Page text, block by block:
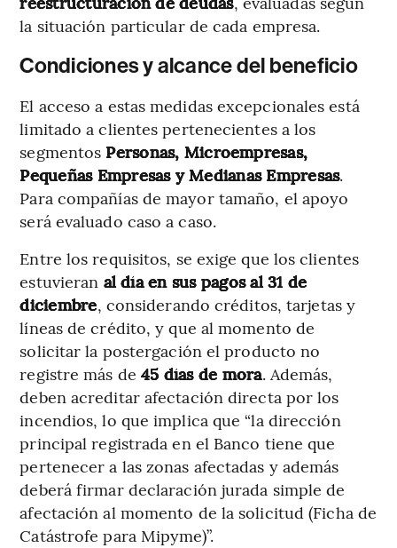
la situación particular de cada empresa.
Condiciones y alcance del beneficio
El acceso a estas medidas excepcionales está
limitado a clientes pertenecientes a los
segmentos Personas, Microempresas,
Pequeñas Empresas y Medianas Empresas.
Para compañías de mayor tamaño, el apoyo
será evaluado caso a caso.
Entre los requisitos, se exige que los clientes
estuvieran al día en sus pagos al 31 de
diciembre, considerando créditos, tarjetas y
líneas de crédito, y que al momento de
solicitar la postergación el producto no
registre más de 45 días de mora. Además,
deben acreditar afectación directa por los
incendios, lo que implica que “la dirección
principal registrada en el Banco tiene que
pertenecer a las zonas afectadas y además
deberá firmar declaración jurada simple de
afectación al momento de la solicitud (Ficha de
Catástrofe para Mipyme)”.